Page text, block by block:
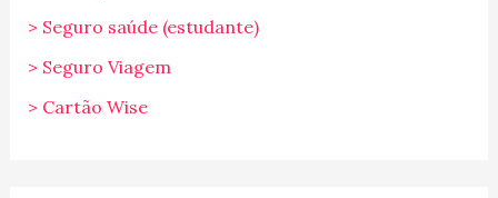
> Seguro saúde (estudante)
> Seguro Viagem
> Cartão Wise